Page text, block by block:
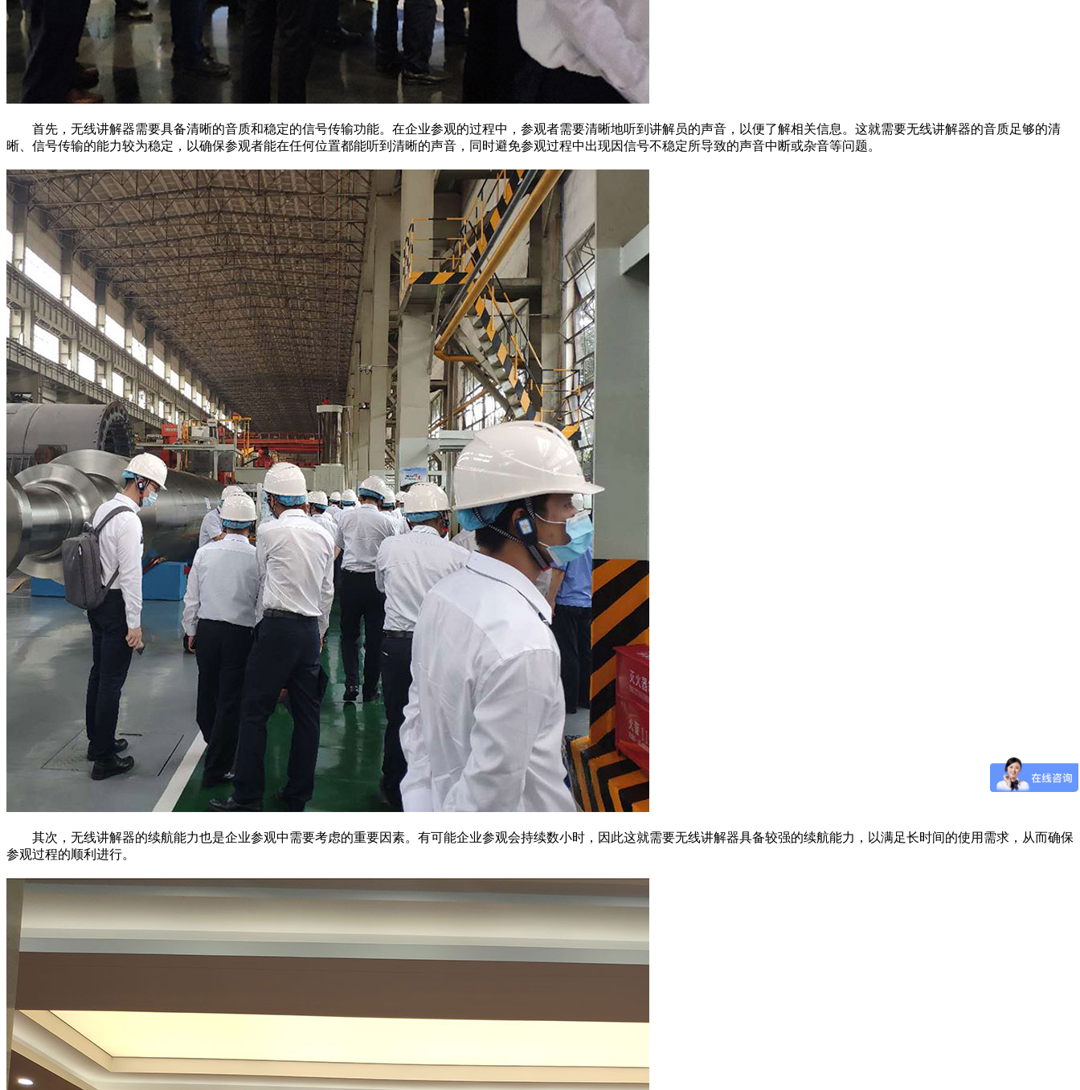
首先，无线讲解器需要具备清晰的音质和稳定的信号传输功能。在企业参观的过程中，参观者需要清晰地听到讲解员的声音，以便了解相关信息。这就需要无线讲解器的音质足够的清
晰、信号传输的能力较为稳定，以确保参观者能在任何位置都能听到清晰的声音，同时避免参观过程中出现因信号不稳定所导致的声音中断或杂音等问题。
其次，无线讲解器的续航能力也是企业参观中需要考虑的重要因素。有可能企业参观会持续数小时，因此这就需要无线讲解器具备较强的续航能力，以满足长时间的使用需求，从而确保
参观过程的顺利进行。